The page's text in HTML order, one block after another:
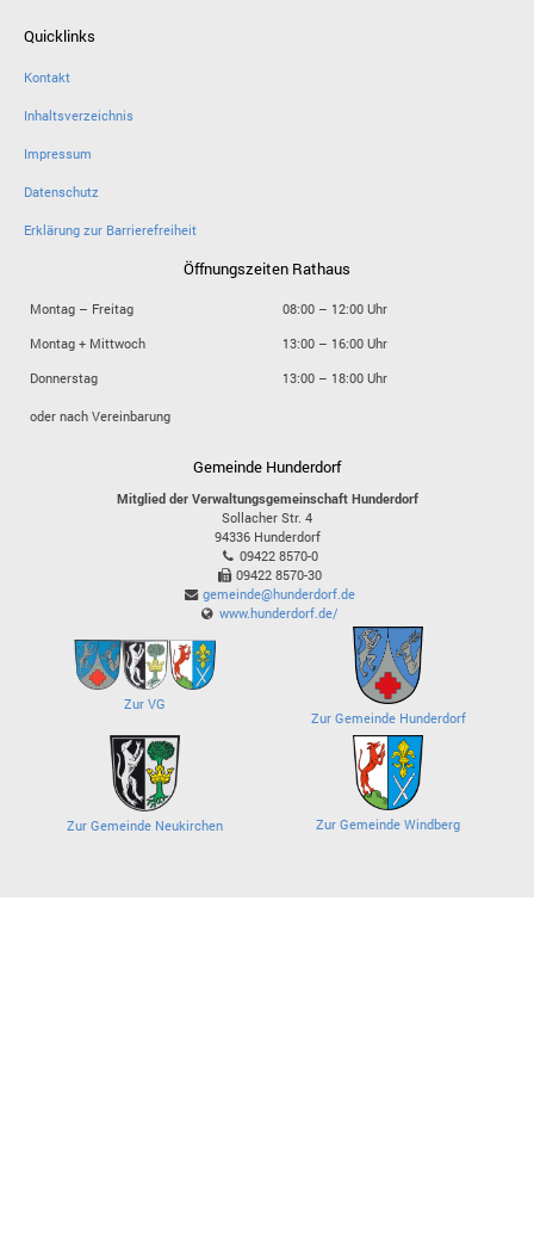
Quicklinks
Kontakt
Inhaltsverzeichnis
Impressum
Datenschutz
Erklärung zur Barrierefreiheit
Öffnungszeiten Rathaus
Montag – Freitag
08:00 – 12:00 Uhr
Montag + Mittwoch
13:00 – 16:00 Uhr
Donnerstag
13:00 – 18:00 Uhr
oder nach Vereinbarung
Gemeinde Hunderdorf
Mitglied der Verwaltungsgemeinschaft Hunderdorf
Sollacher Str. 4
94336 Hunderdorf
09422 8570-0
09422 8570-30
gemeinde@hunderdorf.de
www.hunderdorf.de/
Zur VG
Zur Gemeinde Hunderdorf
Zur Gemeinde Neukirchen Zur Gemeinde Windberg